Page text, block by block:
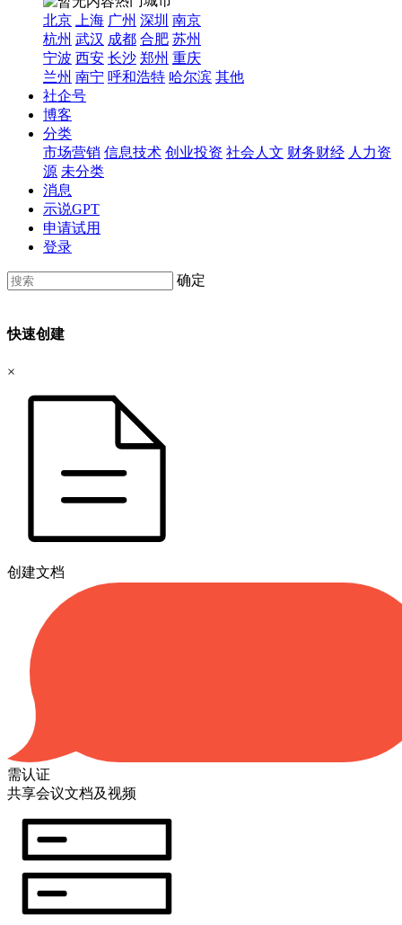
北京
上海 广州 深圳 南京
杭州 武汉 成都 合肥 苏州
宁波 西安 长沙 郑州 重庆
兰州 南宁 呼和浩特 哈尔滨 其他
社企号
博客
分类
市场营销 信息技术 创业投资 社会人文 财务财经 人力资
源 未分类
消息
示说GPT
申请试用
登录
确定
快速创建
×
创建文档
需认证
共享会议文档及视频